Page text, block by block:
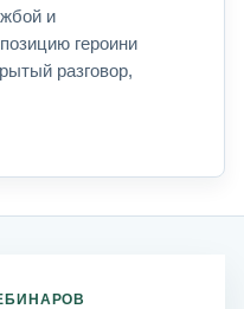
и
героини
разговор,